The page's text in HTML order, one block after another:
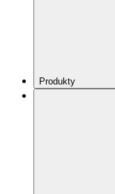
Produkty